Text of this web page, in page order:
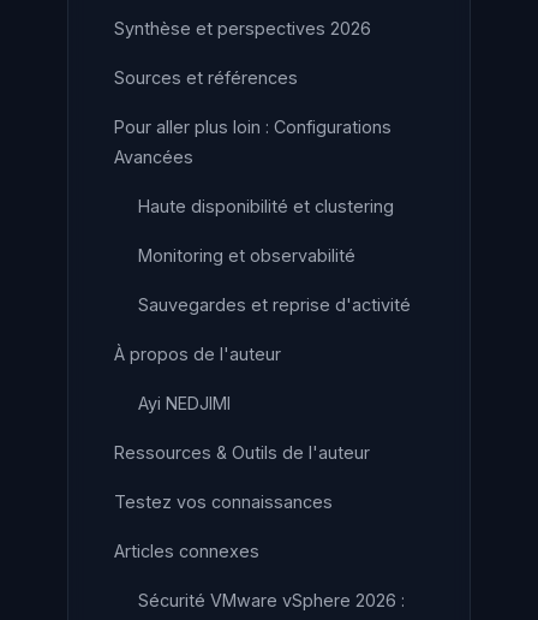
Synthèse et perspectives 2026
Sources et références
Pour aller plus loin : Configurations
Avancées
Haute disponibilité et clustering
Monitoring et observabilité
Sauvegardes et reprise d'activité
À propos de l'auteur
Ayi NEDJIMI
Ressources & Outils de l'auteur
Testez vos connaissances
Articles connexes
Sécurité VMware vSphere 2026 :